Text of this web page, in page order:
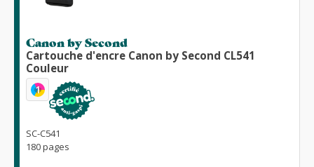
Canon by Second
Cartouche d'encre Canon by Second CL541
Couleur
1
SC-C541
180 pages